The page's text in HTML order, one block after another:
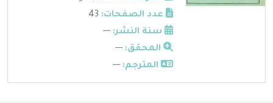
عدد الصفحات:
سنة النشر: ---
المحقق: ---
المترجم: ---